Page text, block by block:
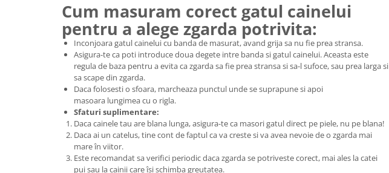
Cum masuram corect gatul cainelui
pentru a alege zgarda potrivita:
Inconjoara gatul cainelui cu banda de masurat, avand grija sa nu fie prea stransa.
Asigura-te ca poti introduce doua degete intre banda si gatul cainelui. Aceasta este
regula de baza pentru a evita ca zgarda sa fie prea stransa si sa-l sufoce, sau prea larga si
sa scape din zgarda.
Daca folosesti o sfoara, marcheaza punctul unde se suprapune si apoi
masoara lungimea cu o rigla.
Sfaturi suplimentare:
Daca cainele tau are blana lunga, asigura-te ca masori gatul direct pe piele, nu pe blana!
Daca ai un catelus, tine cont de faptul ca va creste si va avea nevoie de o zgarda mai
mare în viitor.
Este recomandat sa verifici periodic daca zgarda se potriveste corect, mai ales la catei
pui sau la cainii care îsi schimba greutatea.